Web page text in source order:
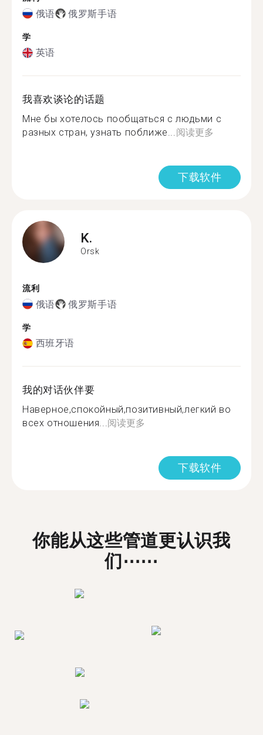
俄语 俄罗斯手语
学
英语
我喜欢谈论的话题
Мне бы хотелось пообщаться с людьми с
разных стран, узнать поближе...阅读更多
下载软件
K.
Orsk
流利
俄语 俄罗斯手语
学
西班牙语
我的对话伙伴要
Наверное,спокойный,позитивный,легкий во
всех отношения...阅读更多
下载软件
你能从这些管道更认识我
们⋯⋯